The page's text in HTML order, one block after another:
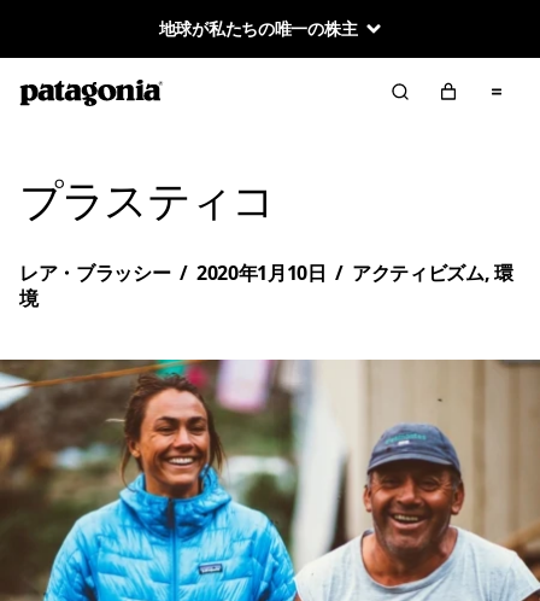
Worn Wear 買取プログラム
プラスティコ
レア・ブラッシー / 2020年1月10日 / アクティビズム,環
境